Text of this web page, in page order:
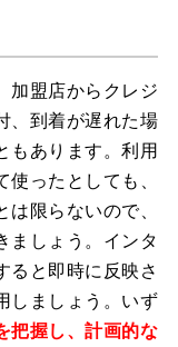
加盟店からクレジ
、到着が遅れた場
もあります。利用
ったとしても、
限らないので、
ましょう。インタ
ると即時に反映さ
しましょう。いず
把握し、計画的な